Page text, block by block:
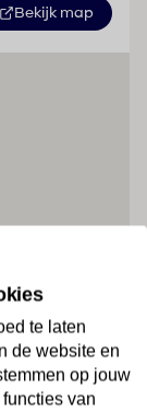
Bekijk map
te laten
de website en
op jouw
van